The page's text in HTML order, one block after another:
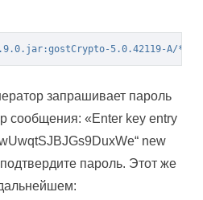
5.0.42119-A/*"
запрашивает пароль
сообщения: «Enter key entry
new
пароль. Этот же